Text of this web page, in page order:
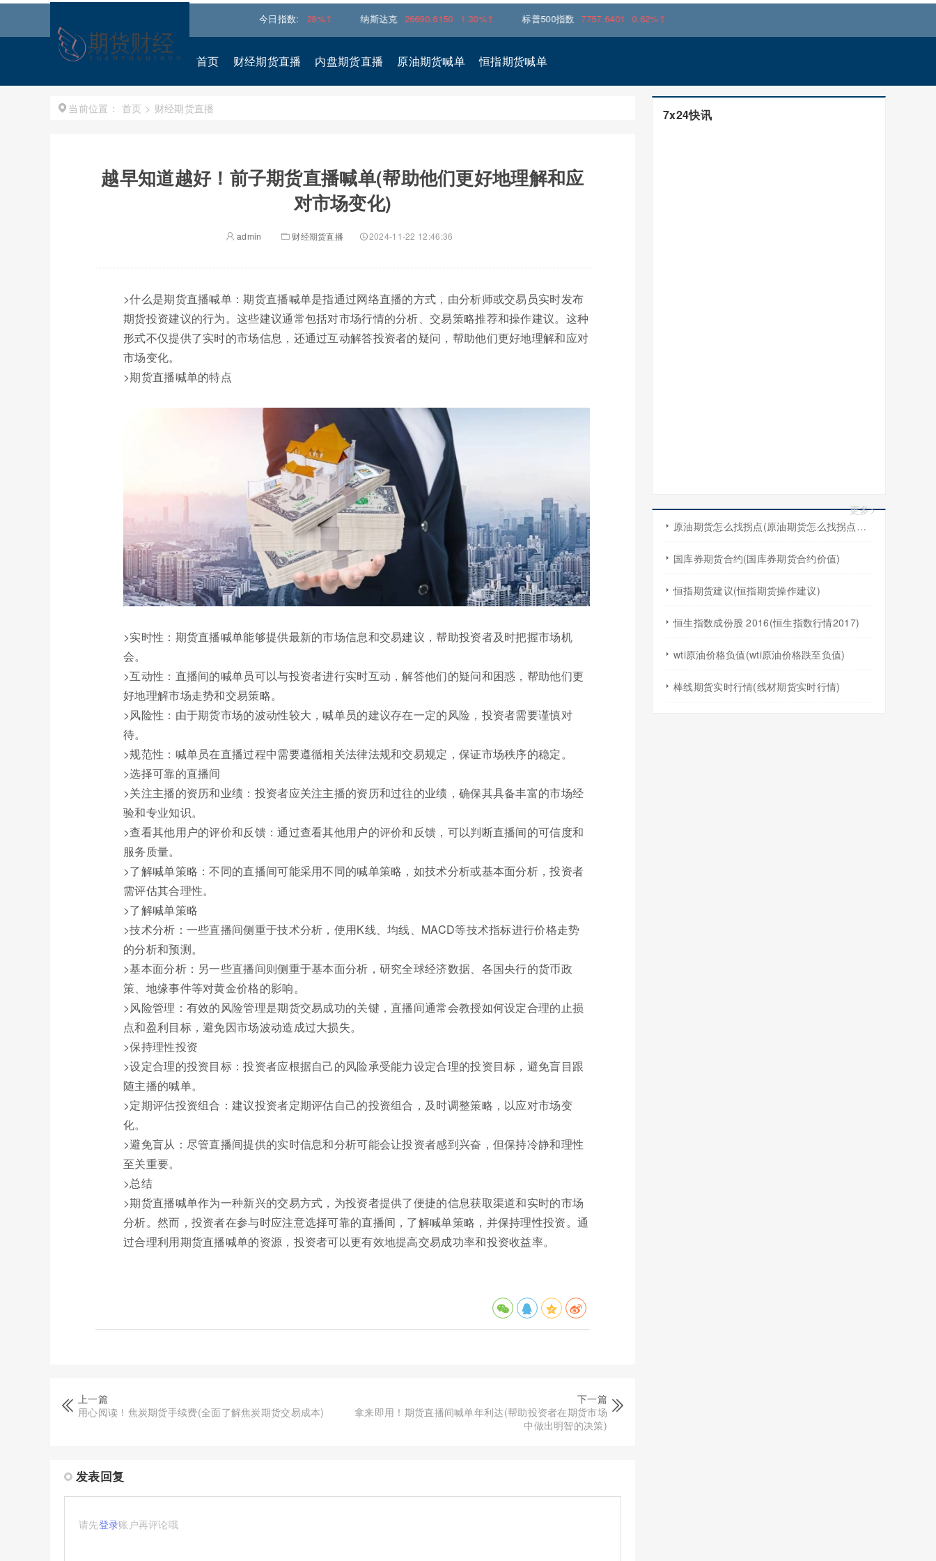
今日指数:
54036.9297 0.28%↑ 纳斯达克 26690.6150 1.30%↑ 标普500指数 7757.6401 0.62%↑
首页 财经期货直播 内盘期货直播 原油期货喊单 恒指期货喊单
当前位置： 首页 > 财经期货直播
越早知道越好！前子期货直播喊单(帮助他们更好地理解和应
对市场变化)
admin 财经期货直播 2024-11-22 12:46:36
>什么是期货直播喊单：期货直播喊单是指通过网络直播的方式，由分析师或交易员实时发布
期货投资建议的行为。这些建议通常包括对市场行情的分析、交易策略推荐和操作建议。这种
形式不仅提供了实时的市场信息，还通过互动解答投资者的疑问，帮助他们更好地理解和应对
市场变化。
>期货直播喊单的特点
>实时性：期货直播喊单能够提供最新的市场信息和交易建议，帮助投资者及时把握市场机
会。
>互动性：直播间的喊单员可以与投资者进行实时互动，解答他们的疑问和困惑，帮助他们更
好地理解市场走势和交易策略。
>风险性：由于期货市场的波动性较大，喊单员的建议存在一定的风险，投资者需要谨慎对
待。
>规范性：喊单员在直播过程中需要遵循相关法律法规和交易规定，保证市场秩序的稳定。
>选择可靠的直播间
>关注主播的资历和业绩：投资者应关注主播的资历和过往的业绩，确保其具备丰富的市场经
验和专业知识。
>查看其他用户的评价和反馈：通过查看其他用户的评价和反馈，可以判断直播间的可信度和
服务质量。
>了解喊单策略：不同的直播间可能采用不同的喊单策略，如技术分析或基本面分析，投资者
需评估其合理性。
>了解喊单策略
>技术分析：一些直播间侧重于技术分析，使用K线、均线、MACD等技术指标进行价格走势
的分析和预测。
>基本面分析：另一些直播间则侧重于基本面分析，研究全球经济数据、各国央行的货币政
策、地缘事件等对黄金价格的影响。
>风险管理：有效的风险管理是期货交易成功的关键，直播间通常会教授如何设定合理的止损
点和盈利目标，避免因市场波动造成过大损失。
>保持理性投资
>设定合理的投资目标：投资者应根据自己的风险承受能力设定合理的投资目标，避免盲目跟
随主播的喊单。
>定期评估投资组合：建议投资者定期评估自己的投资组合，及时调整策略，以应对市场变
化。
>避免盲从：尽管直播间提供的实时信息和分析可能会让投资者感到兴奋，但保持冷静和理性
至关重要。
>总结
>期货直播喊单作为一种新兴的交易方式，为投资者提供了便捷的信息获取渠道和实时的市场
分析。然而，投资者在参与时应注意选择可靠的直播间，了解喊单策略，并保持理性投资。通
过合理利用期货直播喊单的资源，投资者可以更有效地提高交易成功率和投资收益率。
上一篇
用心阅读！焦炭期货手续费(全面了解焦炭期货交易成本)
下一篇
拿来即用！期货直播间喊单年利达(帮助投资者在期货市场
中做出明智的决策)
发表回复
请先登录账户再评论哦
7x24快讯
更多>
原油期货怎么找拐点(原油期货怎么找拐点交易)
国库券期货合约(国库券期货合约价值)
恒指期货建议(恒指期货操作建议)
恒生指数成份股 2016(恒生指数行情2017)
wti原油价格负值(wti原油价格跌至负值)
棒线期货实时行情(线材期货实时行情)